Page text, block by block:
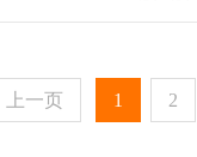
上一页 1 2